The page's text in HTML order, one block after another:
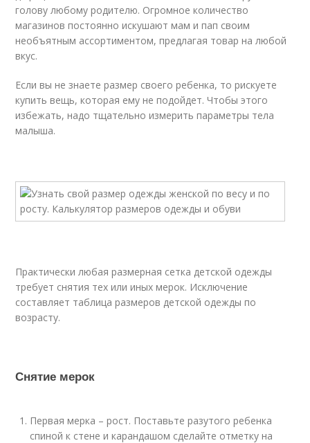
голову любому родителю. Огромное количество
магазинов постоянно искушают мам и пап своим
необъятным ассортиментом, предлагая товар на любой
вкус.
Если вы не знаете размер своего ребенка, то рискуете
купить вещь, которая ему не подойдет. Чтобы этого
избежать, надо тщательно измерить параметры тела
малыша.
Практически любая размерная сетка детской одежды
требует снятия тех или иных мерок. Исключение
составляет таблица размеров детской одежды по
возрасту.
Снятие мерок
Первая мерка – рост. Поставьте разутого ребенка
спиной к стене и карандашом сделайте отметку на